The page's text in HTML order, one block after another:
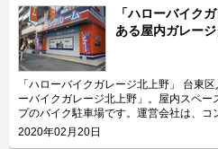
「ハローバイク
ある屋内ガレー
「ハローバイクガレージ北上野」 台東区入谷のバイク専用スペース「ハロ
ーバイクガレージ北上野」。屋内スペー
プのバイク駐車場です。運営会社は、コ
ベルのシェアを誇り、東証マザーズにも
社。 今回は、エリアリンク株式会社が
2020年02月20日